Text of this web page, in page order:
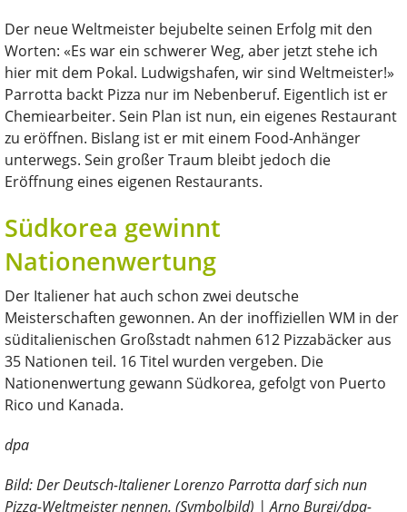
Der neue Weltmeister bejubelte seinen Erfolg mit den
Worten: «Es war ein schwerer Weg, aber jetzt stehe ich
hier mit dem Pokal. Ludwigshafen, wir sind Weltmeister!»
Parrotta backt Pizza nur im Nebenberuf. Eigentlich ist er
Chemiearbeiter. Sein Plan ist nun, ein eigenes Restaurant
zu eröffnen. Bislang ist er mit einem Food-Anhänger
unterwegs. Sein großer Traum bleibt jedoch die
Eröffnung eines eigenen Restaurants.
Südkorea gewinnt
Nationenwertung
Der Italiener hat auch schon zwei deutsche
Meisterschaften gewonnen. An der inoffiziellen WM in der
süditalienischen Großstadt nahmen 612 Pizzabäcker aus
35 Nationen teil. 16 Titel wurden vergeben. Die
Nationenwertung gewann Südkorea, gefolgt von Puerto
Rico und Kanada.
dpa
Bild: Der Deutsch-Italiener Lorenzo Parrotta darf sich nun
Pizza-Weltmeister nennen. (Symbolbild) | Arno Burgi/dpa-